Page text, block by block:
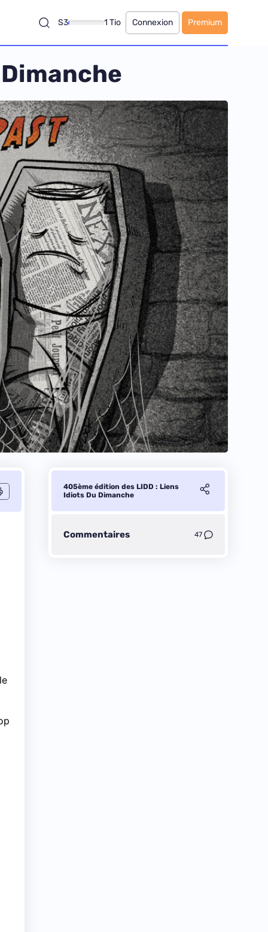
S3 1 Tio Connexion Premium
405ème édition des LIDD : Liens
Idiots Du Dimanche
Commentaires 47